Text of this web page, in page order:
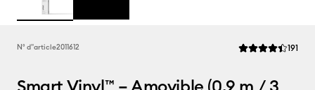
N° d''article2011612 La note 191
Smart Vinyl™ – Amovible (0,9 m / 3